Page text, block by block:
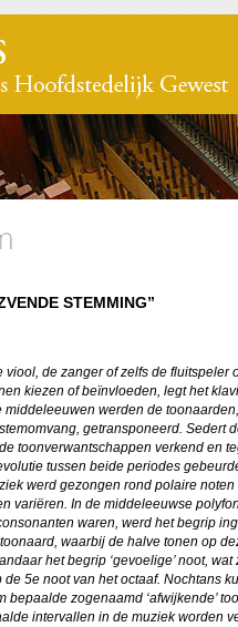
STEMMING”
viool, de zanger of zelfs de fluitspeler
kiezen of beïnvloeden, legt het
middeleeuwen werden de
getransponeerd. Sedert
toonverwantschappen verkend en
tussen beide periodes
werd gezongen rond polaire
variëren. In de middeleeuwse
waren, werd het begrip
waarbij de halve tonen op
het begrip ‘gevoelige’ noot,
5e noot van het octaaf. Nochtans
bepaalde zogenaamd ‘afwijkende’
intervallen in de muziek worden